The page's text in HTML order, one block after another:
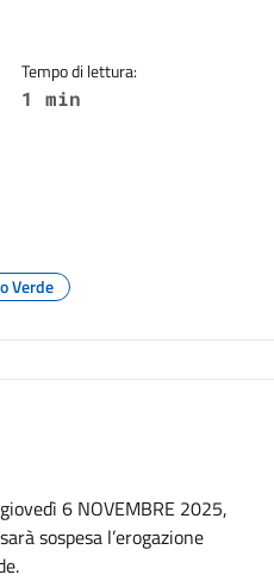
Tempo di lettura:
1 min
Verde
6 NOVEMBRE 2025,
sospesa l’erogazione